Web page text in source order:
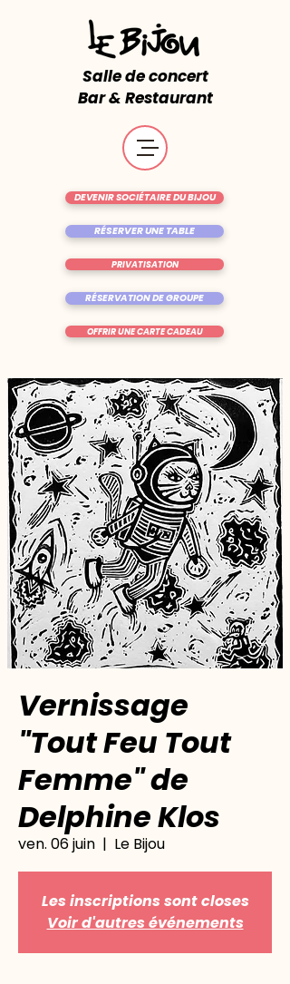
Salle de concert
Bar & Restaurant
RÉSERVER UNE TABLE
OFFRIR UNE CARTE CADEAU
DEVENIR SOCIÉTAIRE DU BIJOU
RÉSERVATION DE GROUPE
PRIVATISATION
Vernissage
"Tout Feu Tout
Femme" de
Delphine Klos
ven. 06 juin
  |
Le Bijou
Les inscriptions sont closes
Voir d'autres événements